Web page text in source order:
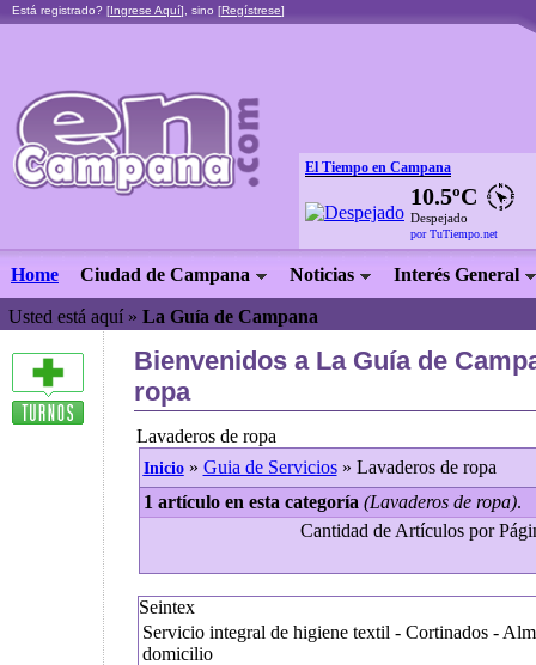
Está registrado? [Ingrese Aquí], sino [Regístrese]
El Tiempo en Campana
10.5ºC
Despejado
por TuTiempo.net
Home Ciudad de Campana Noticias Interés General
Usted está aquí » La Guía de Campana
Bienvenidos a La Guía de
ropa
Lavaderos de ropa
Inicio» Guia de Servicios» Lavaderos de ropa
1 artículo en esta categoría (Lavaderos de ropa).
Cantidad de Artículos por
Seintex
Servicio integral de higiene textil - Cortinados -
domicilio